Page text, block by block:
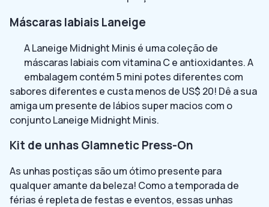
Máscaras labiais Laneige
A Laneige Midnight Minis é uma coleção de
máscaras labiais com vitamina C e antioxidantes. A
embalagem contém 5 mini potes diferentes com
sabores diferentes e custa menos de US$ 20! Dê a sua
amiga um presente de lábios super macios com o
conjunto Laneige Midnight Minis.
Kit de unhas Glamnetic Press-On
As unhas postiças são um ótimo presente para
qualquer amante da beleza! Como a temporada de
férias é repleta de festas e eventos, essas unhas